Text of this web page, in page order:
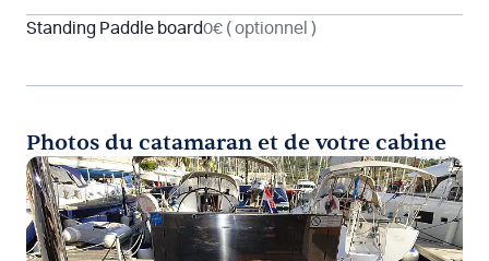
Standing Paddle board0€ ( optionnel )
Photos du catamaran et de votre cabine